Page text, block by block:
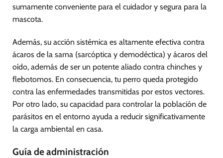
sumamente conveniente para el cuidador y segura para la
mascota.
Además, su acción sistémica es altamente efectiva contra
ácaros de la sarna (sarcóptica y demodéctica) y ácaros del
oído, además de ser un potente aliado contra chinches y
flebotomos. En consecuencia, tu perro queda protegido
contra las enfermedades transmitidas por estos vectores.
Por otro lado, su capacidad para controlar la población de
parásitos en el entorno ayuda a reducir significativamente
la carga ambiental en casa.
Guía de administración